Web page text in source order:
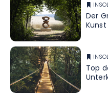
Der
Top